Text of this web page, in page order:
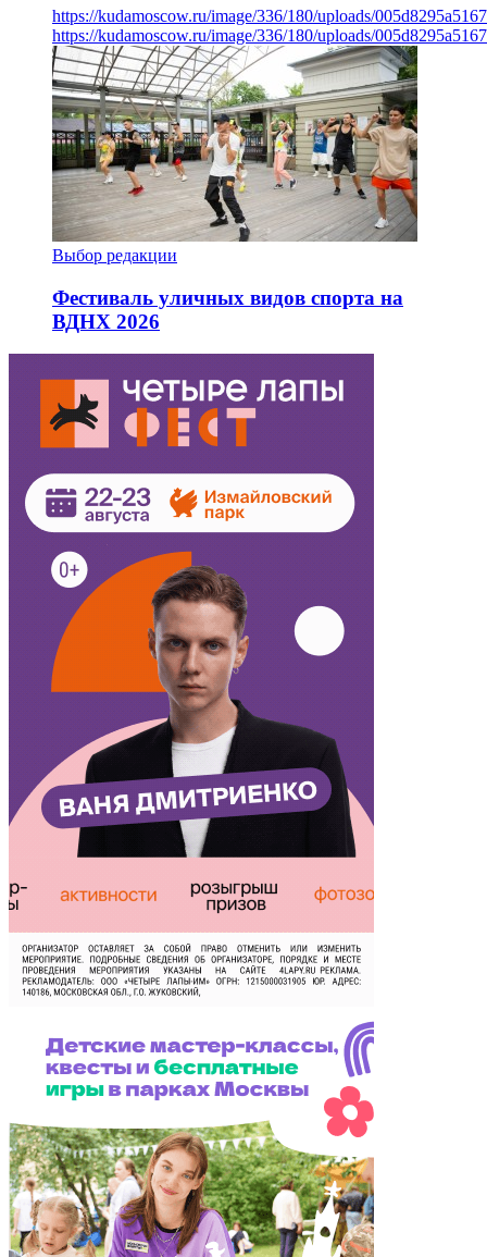
https://kudamoscow.ru/image/336/180/uploads/
https://kudamoscow.ru/image/336/180/uploads/
Выбор редакции
Фестиваль уличных видов спорта на
ВДНХ 2026